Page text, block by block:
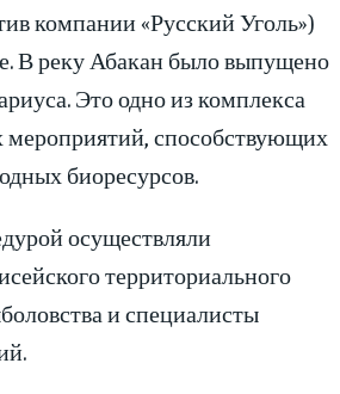
компании «Русский Уголь»)
В реку Абакан было выпущено
Это одно из комплекса
способствующих
биоресурсов.
осуществляли
территориального
и специалисты